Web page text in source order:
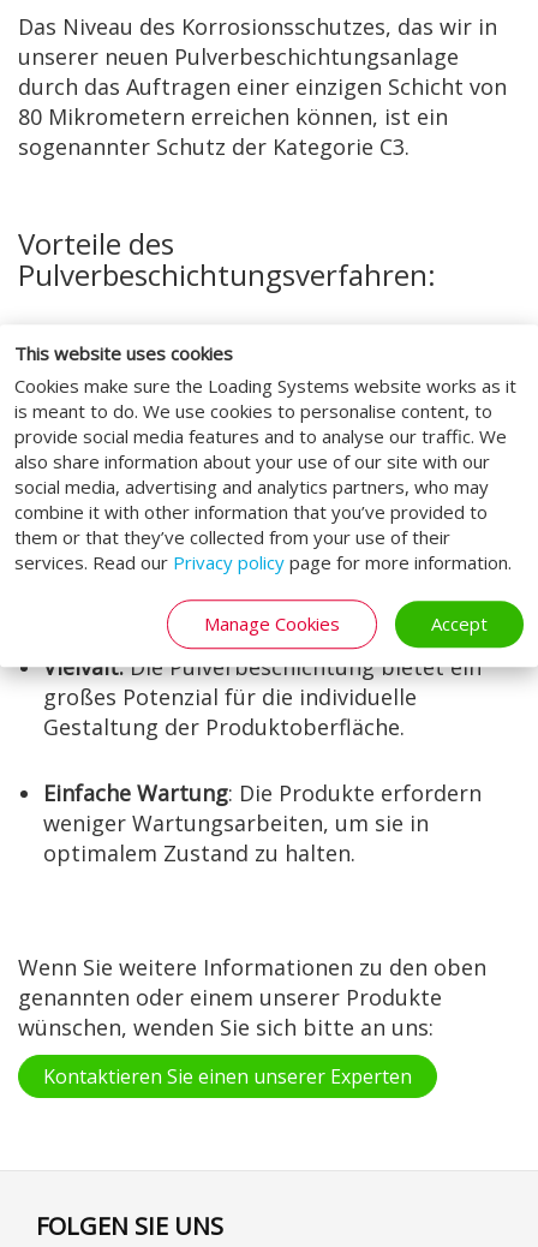
This website uses cookies
Cookies make sure the Loading Systems website works as it
is meant to do. We use cookies to personalise content, to
provide social media features and to analyse our traffic. We
also share information about your use of our site with our
social media, advertising and analytics partners, who may
combine it with other information that you’ve provided to
them or that they’ve collected from your use of their
services. Read our Privacy policy page for more information.
Manage Cookies Accept
Das Niveau des Korrosionsschutzes, das wir in
unserer neuen Pulverbeschichtungsanlage
durch das Auftragen einer einzigen Schicht von
80 Mikrometern erreichen können, ist ein
sogenannter Schutz der Kategorie C3.
Vorteile des
Pulverbeschichtungsverfahren:
Langlebigkeit:Gleichmäßige und hochwertige
Beschichtung, Schlagfest, Langlebig, hohes
Haftungsverhalten.
Sicher für die Umwelt: Umweltfreundlich und
Effizient im Umgang mit Ressourcen bei der
Produktion.
: Optimaler Korrosinsschutz.
Vielvalt:Die Pulverbeschichtung bietet ein
großes Potenzial für die individuelle
Gestaltung der Produktoberfläche.
Einfache Wartung: Die Produkte erfordern
weniger Wartungsarbeiten, um sie in
optimalem Zustand zu halten.
Wenn Sie weitere Informationen zu den oben
genannten oder einem unserer Produkte
wünschen, wenden Sie sich bitte an uns:
Kontaktieren Sie einen unserer Experten
FOLGEN SIE UNS